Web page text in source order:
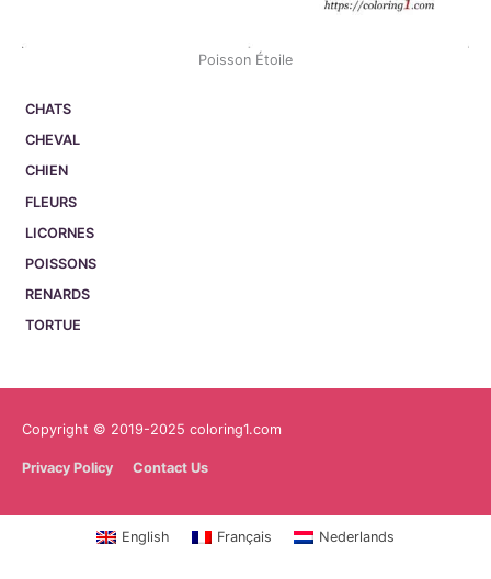
CHATS
CHEVAL
CHIEN
FLEURS
LICORNES
POISSONS
RENARDS
TORTUE
Poisson Étoile
Copyright © 2019-2025 coloring1.com
Privacy Policy Contact Us
English Français Nederlands